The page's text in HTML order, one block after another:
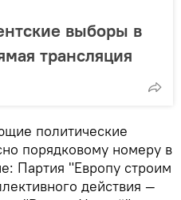
выборы в
трансляция
политические
порядковому номеру в
Партия "Европу строим
действия —